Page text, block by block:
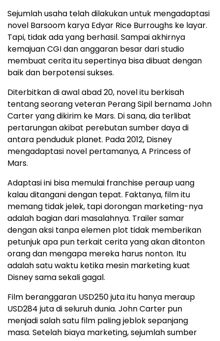
Sejumlah usaha telah dilakukan untuk mengadaptasi
novel Barsoom karya Edyar Rice Burroughs ke layar.
Tapi, tidak ada yang berhasil. Sampai akhirnya
kemajuan CGI dan anggaran besar dari studio
membuat cerita itu sepertinya bisa dibuat dengan
baik dan berpotensi sukses.
Diterbitkan di awal abad 20, novel itu berkisah
tentang seorang veteran Perang Sipil bernama John
Carter yang dikirim ke Mars. Di sana, dia terlibat
pertarungan akibat perebutan sumber daya di
antara penduduk planet. Pada 2012, Disney
mengadaptasi novel pertamanya, A Princess of
Mars.
Adaptasi ini bisa memulai franchise peraup uang
kalau ditangani dengan tepat. Faktanya, film itu
memang tidak jelek, tapi dorongan marketing-nya
adalah bagian dari masalahnya. Trailer samar
dengan aksi tanpa elemen plot tidak memberikan
petunjuk apa pun terkait cerita yang akan ditonton
orang dan mengapa mereka harus nonton. Itu
adalah satu waktu ketika mesin marketing kuat
Disney sama sekali gagal.
Film beranggaran USD250 juta itu hanya meraup
USD284 juta di seluruh dunia. John Carter pun
menjadi salah satu film paling jeblok sepanjang
masa. Setelah biaya marketing, sejumlah sumber